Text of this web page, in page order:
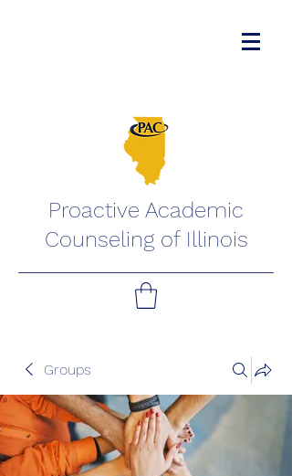
Proactive Academic
Counseling of Illinois
Groups